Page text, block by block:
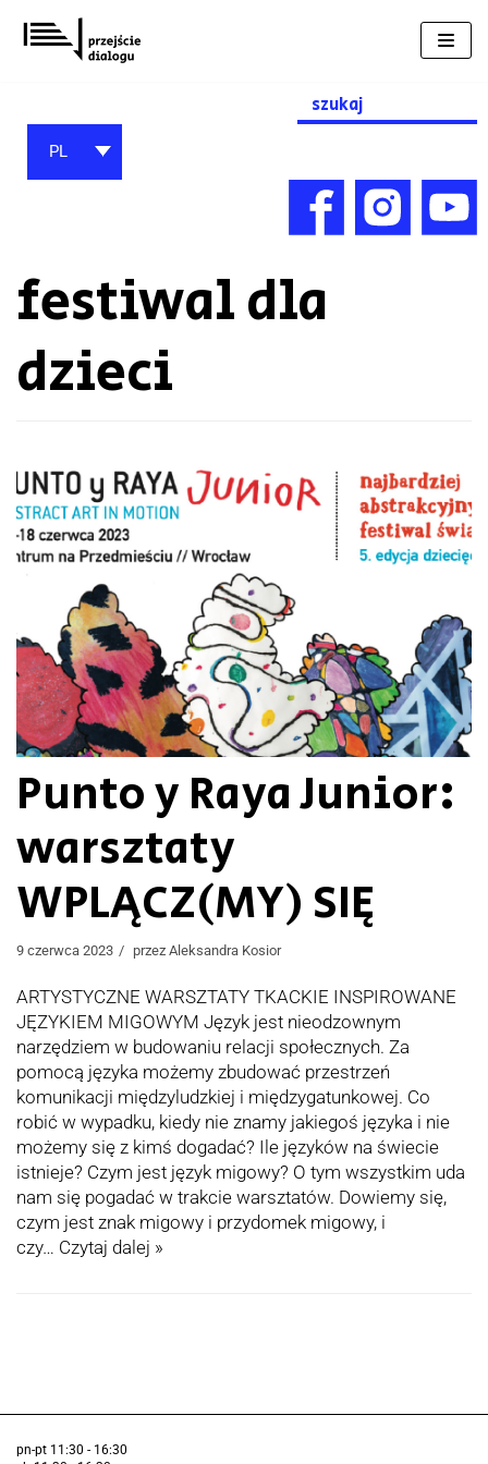
Przejdź
do
Search
for:
PL
festiwal dla
dzieci
Punto y Raya Junior:
warsztaty
WPLĄCZ(MY) SIĘ
9 czerwca 2023 przez Aleksandra Kosior
ARTYSTYCZNE WARSZTATY TKACKIE INSPIROWANE
JĘZYKIEM MIGOWYM Język jest nieodzownym
narzędziem w budowaniu relacji społecznych. Za
pomocą języka możemy zbudować przestrzeń
komunikacji międzyludzkiej i międzygatunkowej. Co
robić w wypadku, kiedy nie znamy jakiegoś języka i nie
możemy się z kimś dogadać? Ile języków na świecie
istnieje? Czym jest język migowy? O tym wszystkim uda
nam się pogadać w trakcie warsztatów. Dowiemy się,
czym jest znak migowy i przydomek migowy, i
czy… Czytaj dalej »
pn-pt 11:30 - 16:30